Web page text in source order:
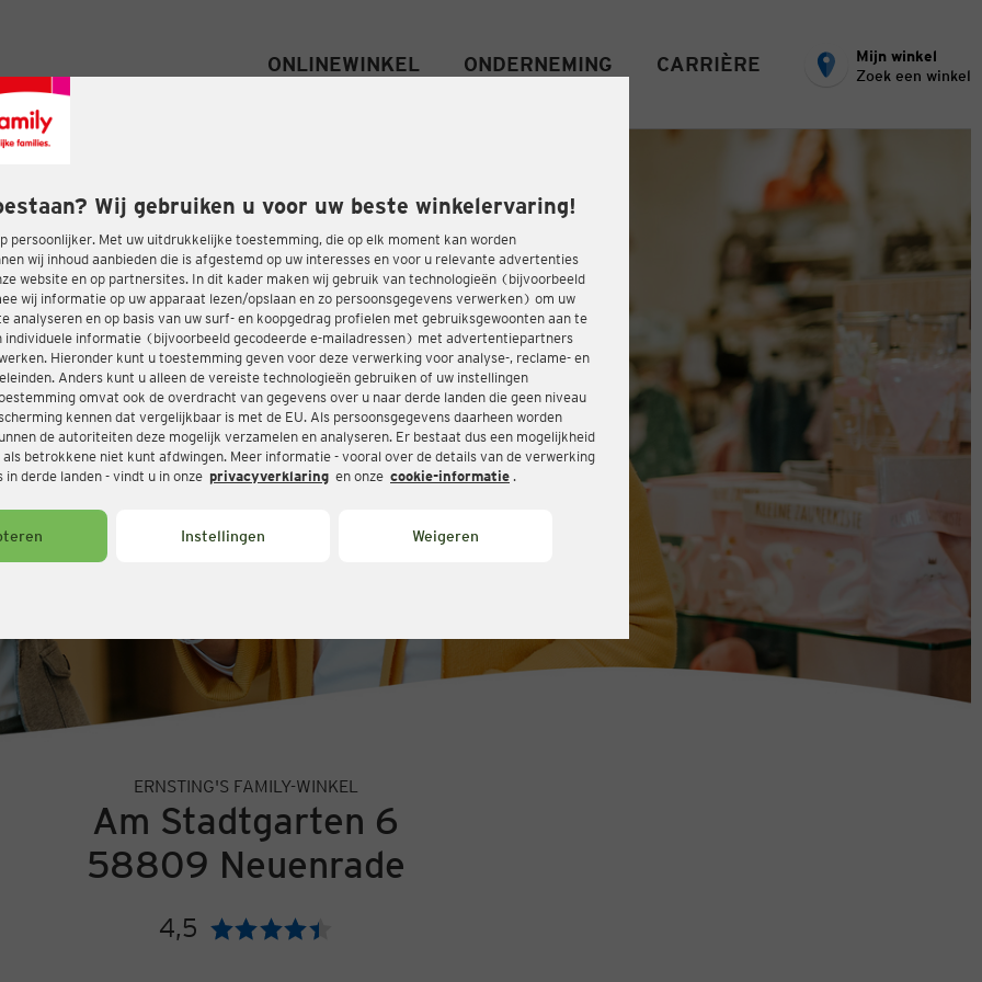
Wij gebruiken u voor uw beste winkelervaring!
persoonlijker. Met uw uitdrukkelijke toestemming, die op elk moment kan worden
wij inhoud aanbieden die is afgestemd op uw interesses en voor u relevante advertenties
website en op partnersites. In dit kader maken wij gebruik van technologieën (bijvoorbeeld
wij informatie op uw apparaat lezen/opslaan en zo persoonsgegevens verwerken) om uw
analyseren en op basis van uw surf- en koopgedrag profielen met gebruiksgewoonten aan te
individuele informatie (bijvoorbeeld gecodeerde e-mailadressen) met advertentiepartners
Hieronder kunt u toestemming geven voor deze verwerking voor analyse-, reclame- en
Anders kunt u alleen de vereiste technologieën gebruiken of uw instellingen
omvat ook de overdracht van gegevens over u naar derde landen die geen niveau
kennen dat vergelijkbaar is met de EU. Als persoonsgegevens daarheen worden
de autoriteiten deze mogelijk verzamelen en analyseren. Er bestaat dus een mogelijkheid
betrokkene niet kunt afdwingen. Meer informatie - vooral over de details van de verwerking
in derde landen - vindt u in onze privacyverklaring en onze cookie-informatie .
Instellingen Weigeren
ONLINEWINKEL ONDERNEMING CARRIÈRE
Mijn winkel
Zoek een winkel
ERNSTING'S FAMILY-WINKEL
Am Stadtgarten 6
58809 Neuenrade
4,5 Beoordeling: